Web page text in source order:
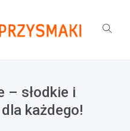
– słodkie i
każdego!